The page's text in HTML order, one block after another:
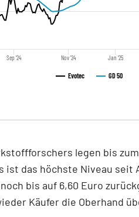
Evotec GD 50
Sep '24 Nov '24 Jan '25
legen bis
ist das höchste Niveau seit
bis auf 6,60 Euro
Käufer die Oberhand